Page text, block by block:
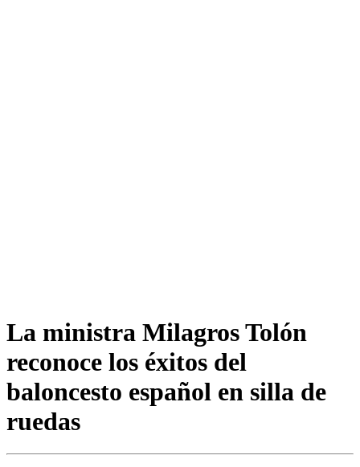
La ministra Milagros Tolón
reconoce los éxitos del
baloncesto español en silla de
ruedas